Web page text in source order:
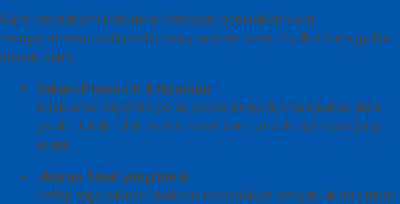
Kami memahami kebutuhan lembaga pendidikan yang
mengutamakan kualitas dan kenyamanan anak. Berikut keunggulan
produk kami:
Bahan Premium & Nyaman
Anak-anak dapat bergerak bebas tanpa merasa panas atau
gerah. Jubah tidak mudah kusut dan tampak rapi sepanjang
acara.
Ukuran Anak yang Ideal
Setiap toga wisuda anak SD disesuaikan dengan ukuran tubuh